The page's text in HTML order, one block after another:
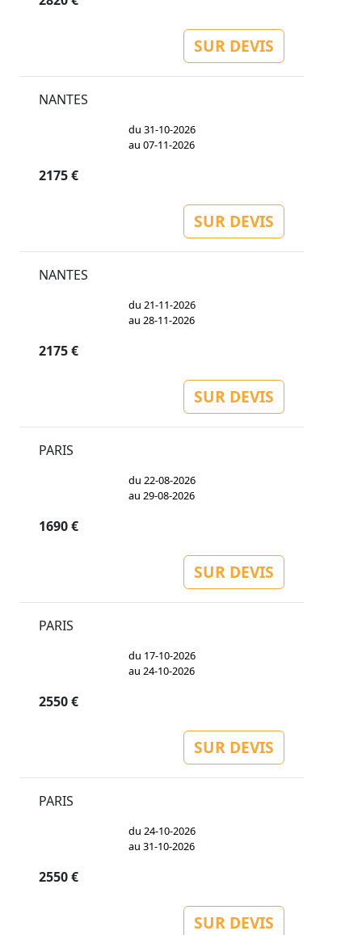
SUR DEVIS
NANTES
du 31-10-2026
au 07-11-2026
2175 €
SUR DEVIS
NANTES
du 21-11-2026
au 28-11-2026
2175 €
SUR DEVIS
PARIS
du 22-08-2026
au 29-08-2026
1690 €
SUR DEVIS
PARIS
du 17-10-2026
au 24-10-2026
2550 €
SUR DEVIS
PARIS
du 24-10-2026
au 31-10-2026
2550 €
SUR DEVIS